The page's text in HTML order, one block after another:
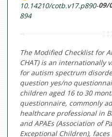
10.14210/cotb.v17.p890-
894
09/
The Modified Checklist for
CHAT) is an internationally
for autism spectrum
question yes/no
children aged 16 to 30
questionnaire, commonly
healthcare professional in
and APAEs (Association of
Exceptional Children),